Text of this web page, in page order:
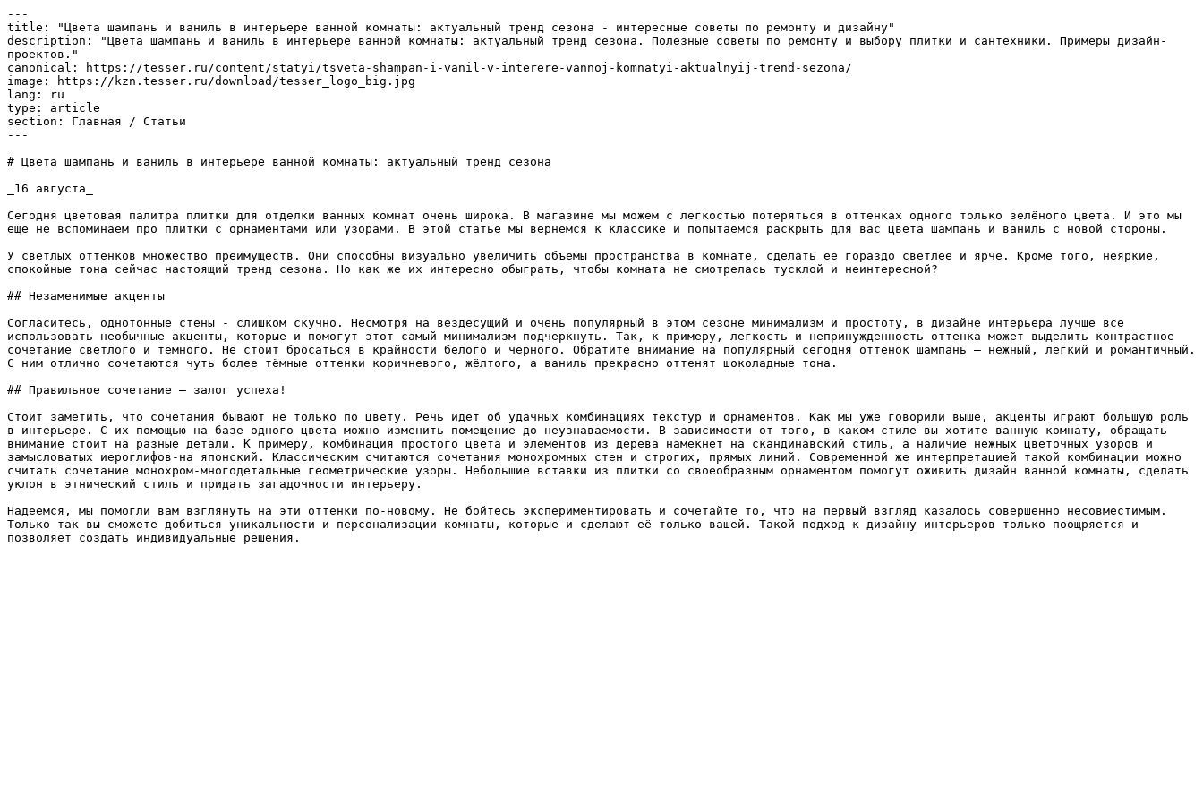
---
title: "Цвета шампань и ваниль в интерьере ванной комнаты: актуальный тренд сезона - интересные советы по ремонту и дизайну"
description: "Цвета шампань и ваниль в интерьере ванной комнаты: актуальный тренд сезона. Полезные советы по ремонту и выбору плитки и сантехники. Примеры дизайн-
проектов."
canonical: https://tesser.ru/content/statyi/tsveta-shampan-i-vanil-v-interere-vannoj-komnatyi-aktualnyij-trend-sezona/
image: https://kzn.tesser.ru/download/tesser_logo_big.jpg
lang: ru
type: article
section: Главная / Статьи
---
# Цвета шампань и ваниль в интерьере ванной комнаты: актуальный тренд сезона
_16 августа_
Сегодня цветовая палитра плитки для отделки ванных комнат очень широка. В магазине мы можем с легкостью потеряться в оттенках одного только зелёного цвета. И это мы
еще не вспоминаем про плитки с орнаментами или узорами. В этой статье мы вернемся к классике и попытаемся раскрыть для вас цвета шампань и ваниль с новой стороны.
У светлых оттенков множество преимуществ. Они способны визуально увеличить объемы пространства в комнате, сделать её гораздо светлее и ярче. Кроме того, неяркие,
спокойные тона сейчас настоящий тренд сезона. Но как же их интересно обыграть, чтобы комната не смотрелась тусклой и неинтересной?
## Незаменимые акценты
Согласитесь, однотонные стены - слишком скучно. Несмотря на вездесущий и очень популярный в этом сезоне минимализм и простоту, в дизайне интерьера лучше все
использовать необычные акценты, которые и помогут этот самый минимализм подчеркнуть. Так, к примеру, легкость и непринужденность оттенка может выделить контрастное
сочетание светлого и темного. Не стоит бросаться в крайности белого и черного. Обратите внимание на популярный сегодня оттенок шампань – нежный, легкий и романтичный.
С ним отлично сочетаются чуть более тёмные оттенки коричневого, жёлтого, а ваниль прекрасно оттенят шоколадные тона.
## Правильное сочетание – залог успеха!
Стоит заметить, что сочетания бывают не только по цвету. Речь идет об удачных комбинациях текстур и орнаментов. Как мы уже говорили выше, акценты играют большую роль
в интерьере. С их помощью на базе одного цвета можно изменить помещение до неузнаваемости. В зависимости от того, в каком стиле вы хотите ванную комнату, обращать
внимание стоит на разные детали. К примеру, комбинация простого цвета и элементов из дерева намекнет на скандинавский стиль, а наличие нежных цветочных узоров и
замысловатых иероглифов-на японский. Классическим считаются сочетания монохромных стен и строгих, прямых линий. Современной же интерпретацией такой комбинации можно
считать сочетание монохром-многодетальные геометрические узоры. Небольшие вставки из плитки со своеобразным орнаментом помогут оживить дизайн ванной комнаты, сделать
уклон в этнический стиль и придать загадочности интерьеру.
Надеемся, мы помогли вам взглянуть на эти оттенки по-новому. Не бойтесь экспериментировать и сочетайте то, что на первый взгляд казалось совершенно несовместимым.
Только так вы сможете добиться уникальности и персонализации комнаты, которые и сделают её только вашей. Такой подход к дизайну интерьеров только поощряется и
позволяет создать индивидуальные решения.